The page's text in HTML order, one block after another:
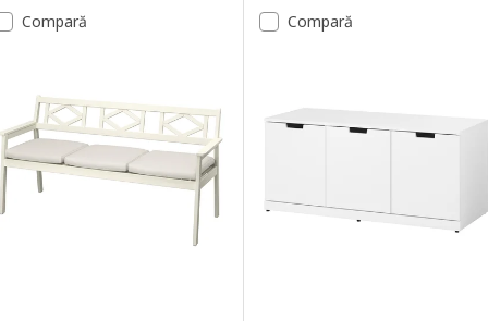
Compară Compară